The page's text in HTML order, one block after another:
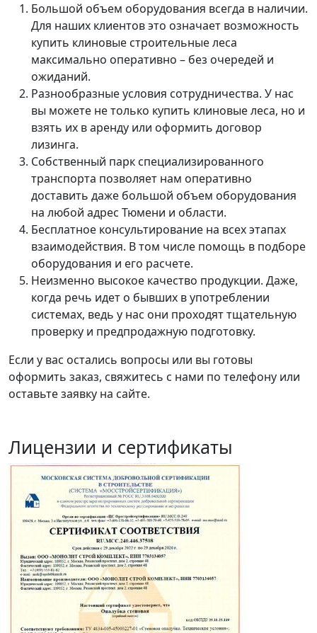
Большой объем оборудования всегда в наличии.
Для наших клиентов это означает возможность
купить клиновые строительные леса
максимально оперативно – без очередей и
ожиданий.
Разнообразные условия сотрудничества. У нас
вы можете не только купить клиновые леса, но и
взять их в аренду или оформить договор
лизинга.
Собственный парк специализированного
транспорта позволяет нам оперативно
доставить даже большой объем оборудования
на любой адрес Тюмени и области.
Бесплатное консультирование на всех этапах
взаимодействия. В том числе помощь в подборе
оборудования и его расчете.
Неизменно высокое качество продукции. Даже,
когда речь идет о бывших в употреблении
системах, ведь у нас они проходят тщательную
проверку и предпродажную подготовку.
Если у вас остались вопросы или вы готовы
оформить заказ, свяжитесь с нами по телефону или
оставьте заявку на сайте.
Лицензии и сертификаты